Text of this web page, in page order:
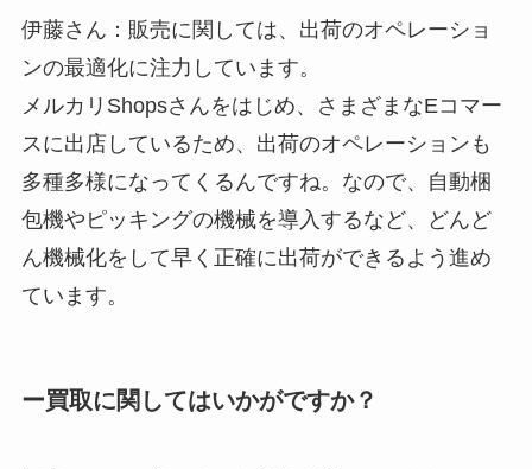
伊藤さん：販売に関しては、出荷のオペレーショ
ンの最適化に注力しています。
メルカリShopsさんをはじめ、さまざまなEコマー
スに出店しているため、出荷のオペレーションも
多種多様になってくるんですね。なので、自動梱
包機やピッキングの機械を導入するなど、どんど
ん機械化をして早く正確に出荷ができるよう進め
ています。
ー買取に関してはいかがですか？